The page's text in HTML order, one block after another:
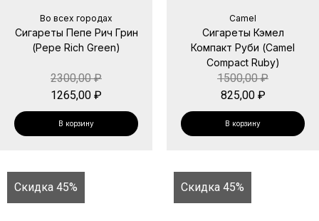
Во всех городах
Сигареты Пепе Рич Грин
(Pepe Rich Green)
2300,00₽
1265,00 ₽
В корзину
Camel
Сигареты Кэмел
Компакт Руби (Camel
Compact Ruby)
1500,00₽
825,00 ₽
В корзину
Скидка 45% Скидка 45%